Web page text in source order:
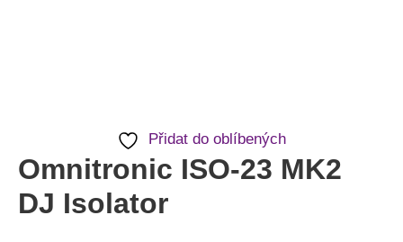
Přidat do oblíbených
Omnitronic ISO-23 MK2
DJ Isolator